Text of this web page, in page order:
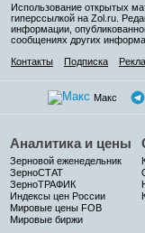
Использование открытых
гиперссылкой на Zol.ru.
информации,
сообщениях других
Контакты
Подписка
Макс
Аналитика и цены
Зерновой еженедельник
ЗерноСТАТ
ЗерноТРАФИК
Индексы цен России
Мировые цены FOB
Мировые биржи